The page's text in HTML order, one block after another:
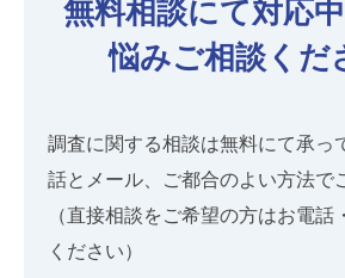
無料相談にて対応
悩みご相談くだ
調査に関する相談は無料にて承っ
話とメール、ご都合のよい方法で
（直接相談をご希望の方はお電話
ください）